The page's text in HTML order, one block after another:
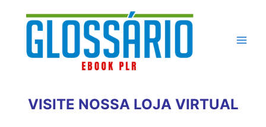
conteúdo
VISITE NOSSA LOJA VIRTUAL